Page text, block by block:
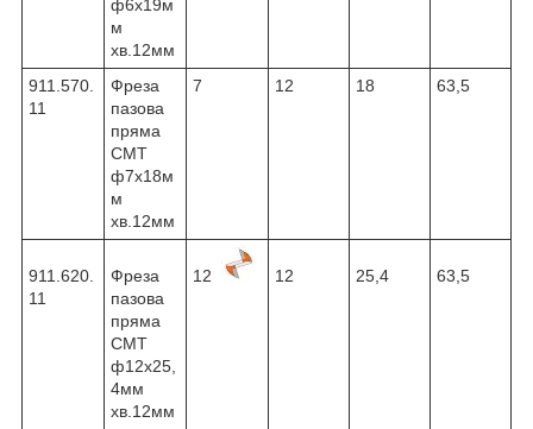
ф6х19м
м
хв.12мм
911.570.
11
Фреза
пазова
пряма
CMT
ф7х18м
м
хв.12мм
7 12 18 63,5
911.620.
11
Фреза
пазова
пряма
CMT
ф12х25,
4мм
хв.12мм
12 12 25,4 63,5